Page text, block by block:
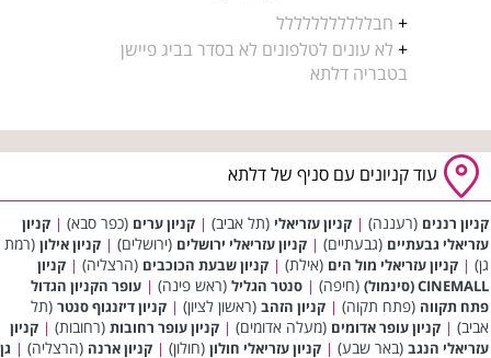
+ חבללללללללללל
+ לא עונים לטלפונים לא בסדר בביג פיישן
בטבריה דלתא
עוד קניונים עם סניף של דלתא
קניון רננים (רעננה) | קניון עזריאלי (תל אביב) | קניון ערים (כפר סבא) | קניון
עזריאלי גבעתיים (גבעתיים) | קניון עזריאלי ירושלים (ירושלים) | קניון אילון (רמת
גן) | קניון עזריאלי מול הים (אילת) | קניון שבעת הכוכבים (הרצליה) | קניון
CINEMALL (סינמול)
(חיפה) | סנטר הגליל (ראש פינה) | עופר הקניון הגדול
פתח תקווה (פתח תקוה) | קניון הזהב (ראשון לציון) | קניון דיזנגוף סנטר (תל
אביב) | קניון עופר אדומים (מעלה אדומים) | קניון עופר רחובות (רחובות) | קניון
עזריאלי הנגב (באר שבע) | קניון עזריאלי חולון (חולון) | קניון ארנה (הרצליה) | גן